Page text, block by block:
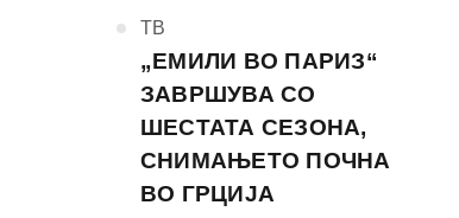
КАтегорија
ТВ
„ЕМИЛИ ВО ПАРИЗ“
ЗАВРШУВА СО
ШЕСТАТА СЕЗОНА,
СНИМАЊЕТО ПОЧНА
ВО ГРЦИЈА